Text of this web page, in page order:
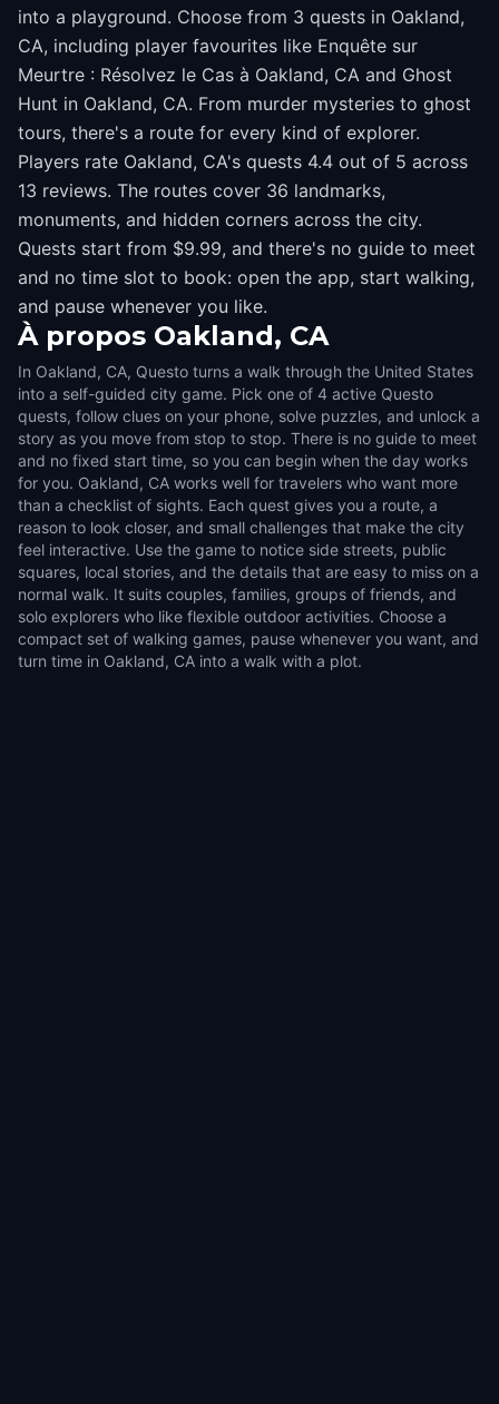
into a playground. Choose from 3 quests in Oakland,
CA, including player favourites like Enquête sur
Meurtre : Résolvez le Cas à Oakland, CA and Ghost
Hunt in Oakland, CA. From murder mysteries to ghost
tours, there's a route for every kind of explorer.
Players rate Oakland, CA's quests 4.4 out of 5 across
13 reviews. The routes cover 36 landmarks,
monuments, and hidden corners across the city.
Quests start from $9.99, and there's no guide to meet
and no time slot to book: open the app, start walking,
and pause whenever you like.
À propos Oakland, CA
In Oakland, CA, Questo turns a walk through the United States
into a self-guided city game. Pick one of 4 active Questo
quests, follow clues on your phone, solve puzzles, and unlock a
story as you move from stop to stop. There is no guide to meet
and no fixed start time, so you can begin when the day works
for you. Oakland, CA works well for travelers who want more
than a checklist of sights. Each quest gives you a route, a
reason to look closer, and small challenges that make the city
feel interactive. Use the game to notice side streets, public
squares, local stories, and the details that are easy to miss on a
normal walk. It suits couples, families, groups of friends, and
solo explorers who like flexible outdoor activities. Choose a
compact set of walking games, pause whenever you want, and
turn time in Oakland, CA into a walk with a plot.